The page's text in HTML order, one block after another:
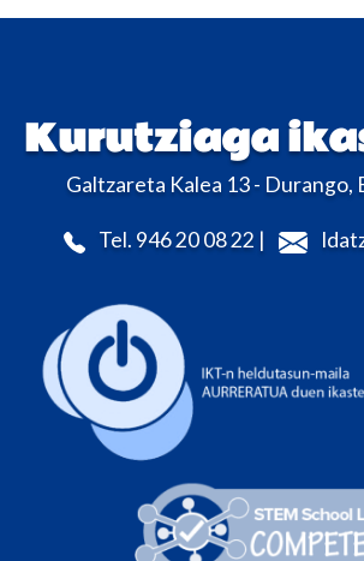
Kurutziaga
Galtzareta Kalea 13 - Durango,
Tel. 946 20 08 22 |